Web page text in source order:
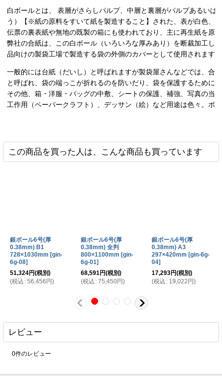
ましたが、賞状１枚だけでは折れ曲がってしまうので台紙とし
しました。 希望のサイズにカットしていただける、少数購入す
割安感。 非常に満足です。
購入商品：白ボール8号 142x230mm 1000枚
集合写真の下貼り用です。 サイズを指定出来るところです。
りです。
紙袋底用台紙。 値段及び規格。 丁度良いです。
2026-02-20
購入商品
白ボール6号 150x290mm 1000枚
段ボール梱包時の仕切り。 発注のしやすさ。 問題ない。
205x265mm 2000枚
写真を入れます。 サイズを細かくできる点。 良いです。
2026-01-16
白ボールとは、 表層がさらしパルプ、中層と裏層がパルプあるいは
う）【※紙の原料をすいて紙を製造すること】された、表が白色、
伝票の裏表紙や無地の既製の箱にも使われており、主に再生紙を原
弊社の合紙は、この白ボール（いろいろな厚みあり）を断裁加工し
品向けの製袋工場で製造する袋の外側のカバーとして使用されます。
一般的には台紙（だいし）と呼ばれますが製袋屋さんなどでは、合
と呼ばれ、袋の端っこが折れるのを防いだり、袋を保護するために
その他、箱・洋服・バッグの中敷 シートの保護、補強 、写真の当
工作用（ペーパークラフト）
、デッサン（絵） など用途は色々。ボ
この商品を買った人は、こんな商品も買っています
銀ボール6号(厚
0.38mm) B1
728×1030mm [gin-
6g-08]
51,324円(税別)
(税込 : 56,456円)
銀ボール6号(厚
0.38mm) 全判
800×1100mm [gin-
6g-01]
68,591円(税別)
(税込 : 75,450円)
銀ボール6号(厚
0.38mm) A3
297×420mm [gin-6g-
04]
17,293円(税別)
(税込 : 19,022円)
レビュー
0件のレビュー